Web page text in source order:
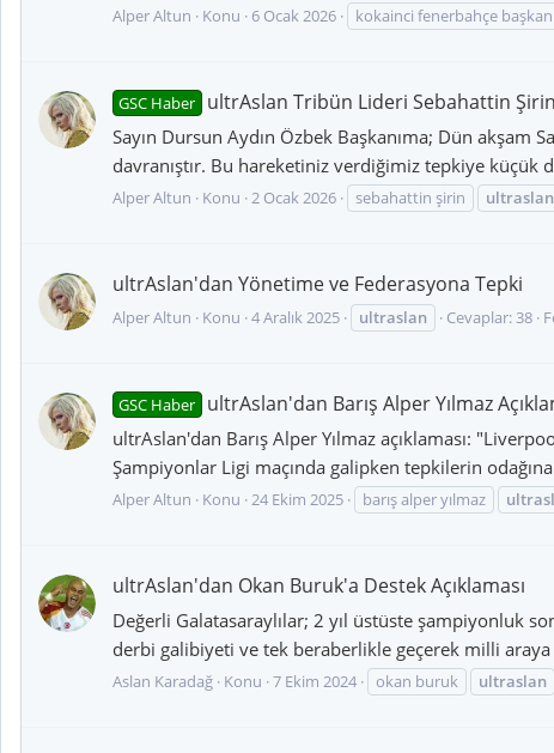
Alper Altun Konu 6 Ocak 2026 kokainci fenerbahçe başkanı
GSC Haber ultrAslan Tribün Lideri Sebahattin
Sayın Dursun Aydın Özbek Başkanıma; Dün akşam
davranıştır. Bu hareketiniz verdiğimiz tepkiye
Alper Altun Konu 2 Ocak 2026 sebahattin şirin ultraslan
ultrAslan'dan Yönetime ve Federasyona Tepki
Alper Altun Konu 4 Aralık 2025 ultraslan Cevaplar: 38
GSC Haber ultrAslan'dan Barış Alper Yılmaz
ultrAslan'dan Barış Alper Yılmaz açıklaması:
Şampiyonlar Ligi maçında galipken tepkilerin
Alper Altun Konu 24 Ekim 2025 barış alper yılmaz
ultrAslan'dan Okan Buruk'a Destek Açıklaması
Değerli Galatasaraylılar; 2 yıl üstüste şampiyonluk
derbi galibiyeti ve tek beraberlikle geçerek milli
Aslan Karadağ Konu 7 Ekim 2024 okan buruk ultraslan